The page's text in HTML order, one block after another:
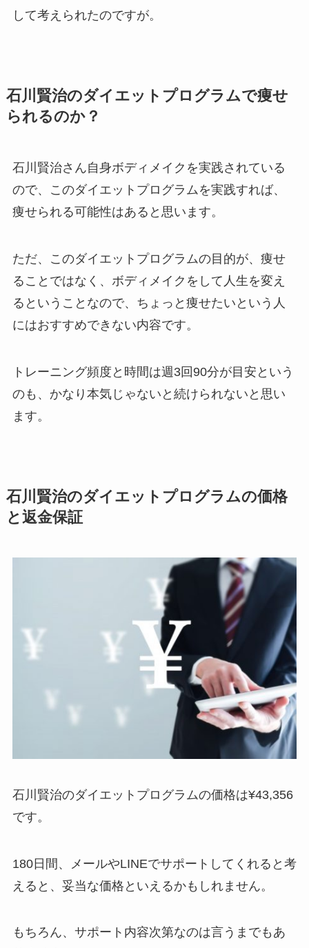
して考えられたのですが。
石川賢治のダイエットプログラムで痩せ
られるのか？
石川賢治さん自身ボディメイクを実践されている
ので、このダイエットプログラムを実践すれば、
痩せられる可能性はあると思います。
ただ、このダイエットプログラムの目的が、痩せ
ることではなく、ボディメイクをして人生を変え
るということなので、ちょっと痩せたいという人
にはおすすめできない内容です。
トレーニング頻度と時間は週3回90分が目安という
のも、かなり本気じゃないと続けられないと思い
ます。
石川賢治のダイエットプログラムの価格
と返金保証
石川賢治のダイエットプログラムの価格は¥43,356
です。
180日間、メールやLINEでサポートしてくれると考
えると、妥当な価格といえるかもしれません。
もちろん、サポート内容次第なのは言うまでもあ